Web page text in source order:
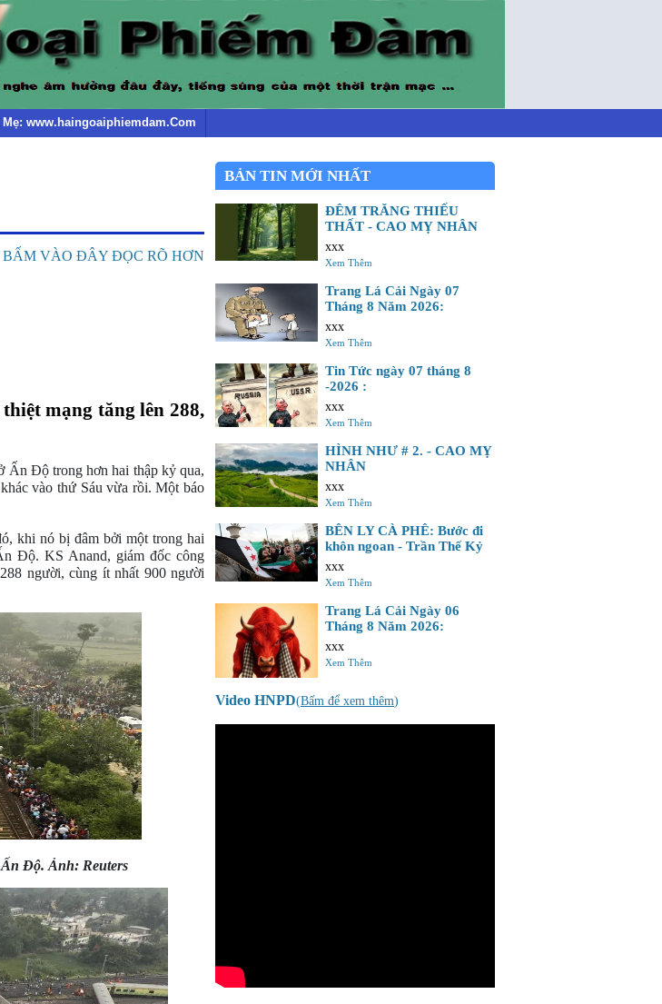
Mẹ: www.haingoaiphiemdam.Com
BẤM VÀO ĐÂY ĐỌC RÕ HƠN
mạng tăng lên 288,
Ấn Độ trong hơn hai thập kỷ qua,
vào thứ Sáu vừa rồi. Một báo
khi nó bị đâm bởi một trong hai
Độ. KS Anand, giám đốc công
người, cùng ít nhất 900 người
Độ. Ảnh: Reuters
BẢN TIN MỚI NHẤT
ĐÊM TRĂNG THIẾU
THẤT - CAO MỴ NHÂN
xxx
Xem Thêm
Trang Lá Cải Ngày 07
Tháng 8 Năm 2026:
xxx
Xem Thêm
Tin Tức ngày 07 tháng 8
-2026 :
xxx
Xem Thêm
HÌNH NHƯ # 2. - CAO MỴ
NHÂN
xxx
Xem Thêm
BÊN LY CÀ PHÊ: Bước đi
khôn ngoan - Trần Thế Kỷ
xxx
Xem Thêm
Trang Lá Cải Ngày 06
Tháng 8 Năm 2026:
xxx
Xem Thêm
Video HNPD(Bấm để xem thêm)